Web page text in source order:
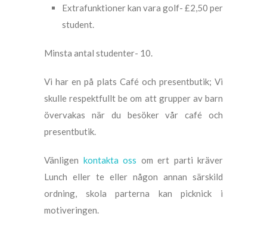
Extrafunktioner kan vara golf- £2,50 per
student.
Minsta antal studenter- 10.
Vi har en på plats Café och presentbutik; Vi
skulle respektfullt be om att grupper av barn
övervakas när du besöker vår café och
presentbutik.
Vänligen kontakta oss om ert parti kräver
Lunch eller te eller någon annan särskild
ordning, skola parterna kan picknick i
motiveringen.